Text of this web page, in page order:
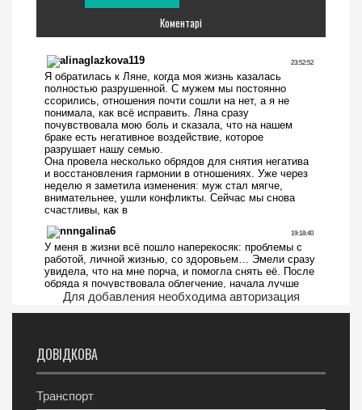
Коментарі
Для добавления необходима авторизация
ДОВІДКОВА
Транспорт